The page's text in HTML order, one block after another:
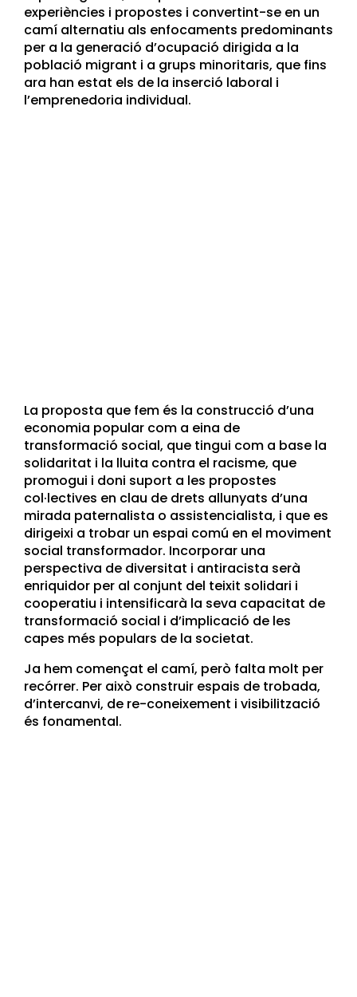
experiències i propostes i convertint-se en un
camí alternatiu als enfocaments predominants
per a la generació d’ocupació dirigida a la
població migrant i a grups minoritaris, que fins
ara han estat els de la inserció laboral i
l’emprenedoria individual.
La proposta que fem és la construcció d’una
economia popular com a eina de
transformació social, que tingui com a base la
solidaritat i la lluita contra el racisme, que
promogui i doni suport a les propostes
col·lectives en clau de drets allunyats d’una
mirada paternalista o assistencialista, i que es
dirigeixi a trobar un espai comú en el moviment
social transformador. Incorporar una
perspectiva de diversitat i antiracista serà
enriquidor per al conjunt del teixit solidari i
cooperatiu i intensificarà la seva capacitat de
transformació social i d’implicació de les
capes més populars de la societat.
Ja hem començat el camí, però falta molt per
recórrer. Per això construir espais de trobada,
d’intercanvi, de re-coneixement i visibilització
és fonamental.